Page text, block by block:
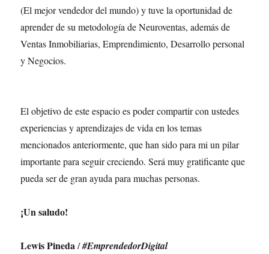
(El mejor vendedor del mundo) y tuve la oportunidad de
aprender de su metodología de Neuroventas, además de
Ventas Inmobiliarias, Emprendimiento, Desarrollo personal
y Negocios.
El objetivo de este espacio es poder compartir con ustedes
experiencias y aprendizajes de vida en los temas
mencionados anteriormente, que han sido para mi un pilar
importante para seguir creciendo. Será muy gratificante que
pueda ser de gran ayuda para muchas personas.
¡Un saludo!
Lewis Pineda/#EmprendedorDigital